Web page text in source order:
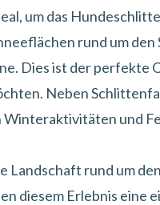
umdas
rund um
Dies ist der perfekte
Neben
und
Landschaft rund um
diesem Erlebnis eine